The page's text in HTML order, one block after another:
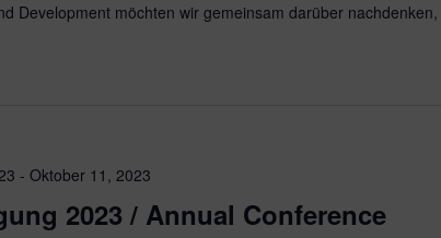
Development möchten wir gemeinsam darüber nachdenken,
-Oktober 11, 2023
2023 / Annual Conference